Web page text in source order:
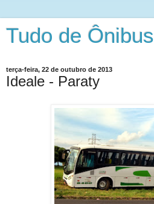
Tudo de Ônibus
terça-feira, 22 de outubro de 2013
Ideale - Paraty